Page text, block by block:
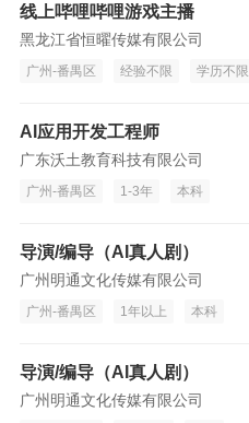
线上哔哩哔哩游戏主播
黑龙江省恒曜传媒有限公司
广州-番禺区 经验不限 学历不限
AI应用开发工程师
广东沃土教育科技有限公司
广州-番禺区 1-3年 本科
导演/编导（AI真人剧）
广州明通文化传媒有限公司
广州-番禺区 1年以上 本科
导演/编导（AI真人剧）
广州明通文化传媒有限公司